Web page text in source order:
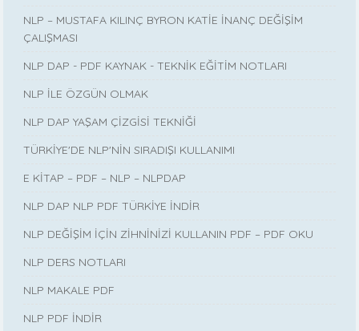
NLP – MUSTAFA KILINÇ BYRON KATİE İNANÇ DEĞİŞİM
ÇALIŞMASI
NLP DAP - PDF KAYNAK - TEKNİK EĞİTİM NOTLARI
NLP İLE ÖZGÜN OLMAK
NLP DAP YAŞAM ÇİZGİSİ TEKNİĞİ
TÜRKİYE'DE NLP'NİN SIRADIŞI KULLANIMI
E KİTAP – PDF – NLP – NLPDAP
NLP DAP NLP PDF TÜRKİYE İNDİR
NLP DEĞİŞİM İÇİN ZİHNİNİZİ KULLANIN PDF – PDF OKU
NLP DERS NOTLARI
NLP MAKALE PDF
NLP PDF İNDİR